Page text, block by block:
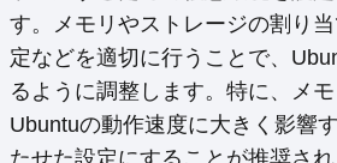
す。メモリやストレージの割り
定などを適切に行うことで、
るように調整します。特に、メモ
Ubuntuの動作速度に大きく影響
たせた設定にすることが推奨され